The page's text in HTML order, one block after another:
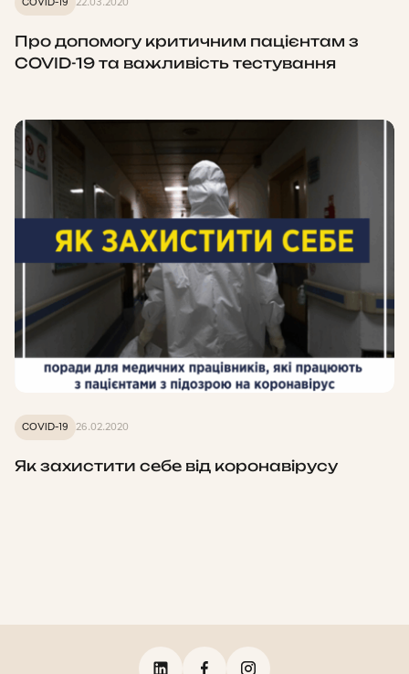
COVID-19 22.03.2020
Про допомогу критичним пацієнтам з
COVID-19 та важливість тестування
COVID-19 26.02.2020
Як захистити себе від коронавірусу